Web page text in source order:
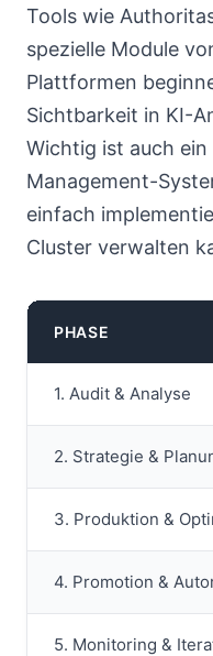
Tools wie
spezielle Module
Plattformen
Sichtbarkeit in KI-
Wichtig ist auch
Management-
einfach
Cluster verwalten
PHASE
1. Audit & Analyse
2. Strategie &
3. Produktion &
4. Promotion &
5. Monitoring &